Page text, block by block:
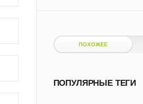
ПОХОЖЕЕ
ПОПУЛЯРНЫЕ ТЕГИ